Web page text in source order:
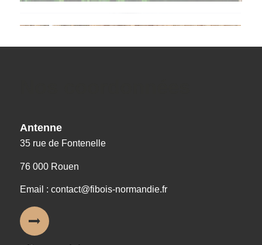
Antenne
35 rue de Fontenelle
76 000 Rouen
Email : contact@fibois-normandie.fr